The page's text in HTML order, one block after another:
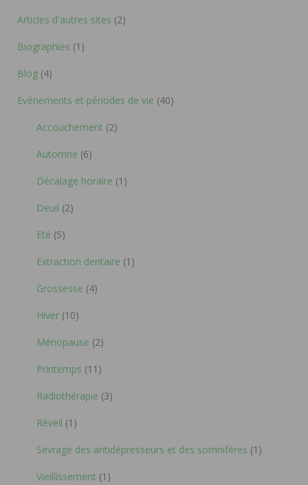
Articles d'autres sites (2)
Biographies (1)
Blog (4)
Evénements et périodes de vie (40)
Accouchement (2)
Automne (6)
Décalage horaire (1)
Deuil (2)
Eté (5)
Extraction dentaire (1)
Grossesse (4)
Hiver (10)
Ménopause (2)
Printemps (11)
Radiothérapie (3)
Réveil (1)
Sevrage des antidépresseurs et des somnifères (1)
Vieillissement (1)